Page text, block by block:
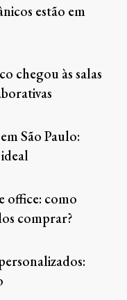
estão em
chegou às salas
São Paulo:
office: como
comprar?